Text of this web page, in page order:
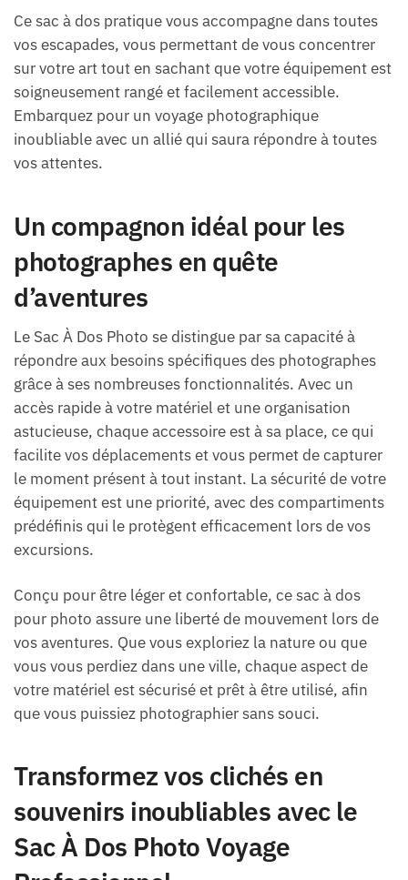
Ce sac à dos pratique vous accompagne dans toutes
vos escapades, vous permettant de vous concentrer
sur votre art tout en sachant que votre équipement est
soigneusement rangé et facilement accessible.
Embarquez pour un voyage photographique
inoubliable avec un allié qui saura répondre à toutes
vos attentes.
Un compagnon idéal pour les
photographes en quête
d’aventures
Le Sac À Dos Photo se distingue par sa capacité à
répondre aux besoins spécifiques des photographes
grâce à ses nombreuses fonctionnalités. Avec un
accès rapide à votre matériel et une organisation
astucieuse, chaque accessoire est à sa place, ce qui
facilite vos déplacements et vous permet de capturer
le moment présent à tout instant. La sécurité de votre
équipement est une priorité, avec des compartiments
prédéfinis qui le protègent efficacement lors de vos
excursions.
Conçu pour être léger et confortable, ce sac à dos
pour photo assure une liberté de mouvement lors de
vos aventures. Que vous exploriez la nature ou que
vous vous perdiez dans une ville, chaque aspect de
votre matériel est sécurisé et prêt à être utilisé, afin
que vous puissiez photographier sans souci.
Transformez vos clichés en
souvenirs inoubliables avec le
Sac À Dos Photo Voyage